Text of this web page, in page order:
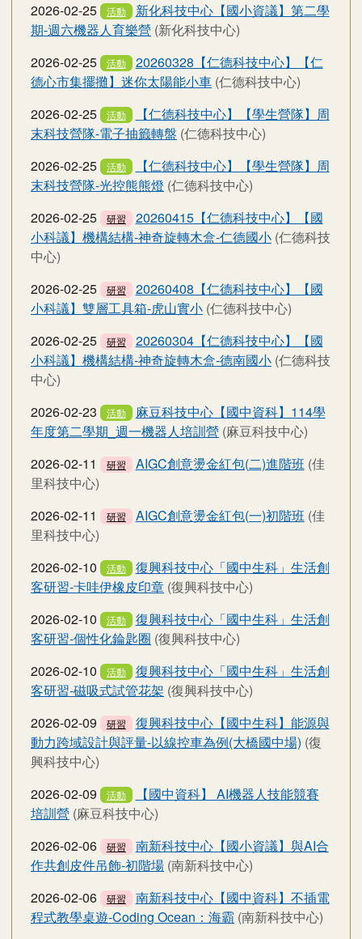
2026-02-25
活動
新化科技中心【國小資議】第二學
期-週六機器人育樂營 (新化科技中心)
2026-02-25
活動
20260328【仁德科技中心】【仁
德心市集擺攤】迷你太陽能小車 (仁德科技中心)
2026-02-25
活動
【仁德科技中心】【學生營隊】周
末科技營隊-電子抽籤轉盤 (仁德科技中心)
2026-02-25
活動
【仁德科技中心】【學生營隊】周
末科技營隊-光控熊熊燈 (仁德科技中心)
2026-02-25
研習
20260415【仁德科技中心】【國
小科議】機構結構-神奇旋轉木盒-仁德國小 (仁德科技
中心)
2026-02-25
研習
20260408【仁德科技中心】【國
小科議】雙層工具箱-虎山實小 (仁德科技中心)
2026-02-25
研習
20260304【仁德科技中心】【國
小科議】機構結構-神奇旋轉木盒-德南國小 (仁德科技
中心)
2026-02-23
活動
麻豆科技中心【國中資科】114學
年度第二學期_週一機器人培訓營 (麻豆科技中心)
2026-02-11
研習 AIGC創意燙金紅包(二)進階班 (佳
里科技中心)
2026-02-11
研習 AIGC創意燙金紅包(一)初階班 (佳
里科技中心)
2026-02-10
活動
復興科技中心「國中生科」生活創
客研習-卡哇伊橡皮印章 (復興科技中心)
2026-02-10
活動
復興科技中心「國中生科」生活創
客研習-個性化錀匙圈 (復興科技中心)
2026-02-10
活動
復興科技中心「國中生科」生活創
客研習-磁吸式試管花架 (復興科技中心)
2026-02-09
研習
復興科技中心【國中生科】能源與
動力跨域設計與評量-以線控車為例(大橋國中場) (復
興科技中心)
2026-02-09
活動
【國中資科】 AI機器人技能競賽
培訓營 (麻豆科技中心)
2026-02-06
研習
南新科技中心【國小資議】與AI合
作共創皮件吊飾-初階場 (南新科技中心)
2026-02-06
研習
南新科技中心【國中資科】不插電
程式教學桌遊-Coding Ocean：海霸 (南新科技中心)